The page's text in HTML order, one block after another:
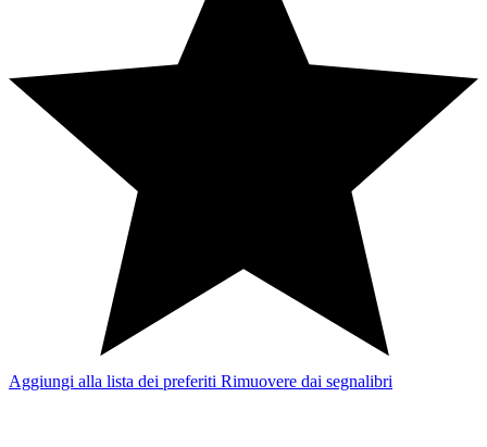
Aggiungi alla lista dei preferiti Rimuovere dai segnalibri